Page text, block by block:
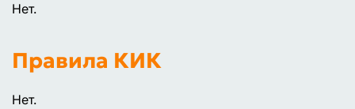
Нет.
Правила КИК
Нет.